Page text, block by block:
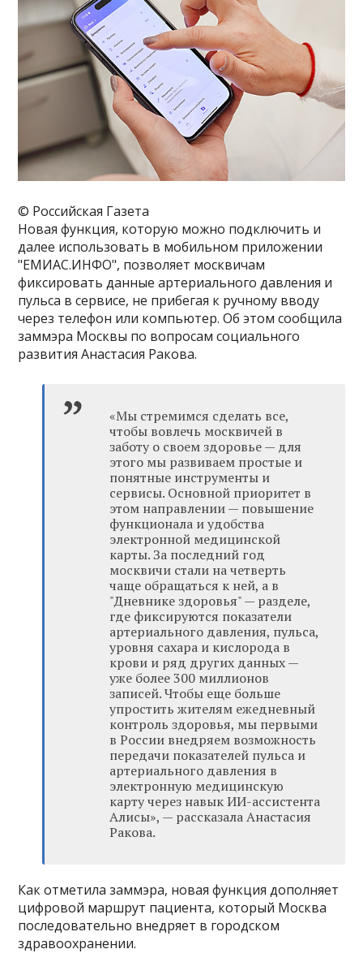
© Российская Газета
Новая функция, которую можно подключить и
далее использовать в мобильном приложении
"ЕМИАС.ИНФО", позволяет москвичам
фиксировать данные артериального давления и
пульса в сервисе, не прибегая к ручному вводу
через телефон или компьютер. Об этом сообщила
заммэра Москвы по вопросам социального
развития Анастасия Ракова.
«Мы стремимся сделать все,
чтобы вовлечь москвичей в
заботу о своем здоровье — для
этого мы развиваем простые и
понятные инструменты и
сервисы. Основной приоритет в
этом направлении — повышение
функционала и удобства
электронной медицинской
карты. За последний год
москвичи стали на четверть
чаще обращаться к ней, а в
"Дневнике здоровья" — разделе,
где фиксируются показатели
артериального давления, пульса,
уровня сахара и кислорода в
крови и ряд других данных —
уже более 300 миллионов
записей. Чтобы еще больше
упростить жителям ежедневный
контроль здоровья, мы первыми
в России внедряем возможность
передачи показателей пульса и
артериального давления в
электронную медицинскую
карту через навык ИИ-ассистента
Алисы», — рассказала Анастасия
Ракова.
Как отметила заммэра, новая функция дополняет
цифровой маршрут пациента, который Москва
последовательно внедряет в городском
здравоохранении.